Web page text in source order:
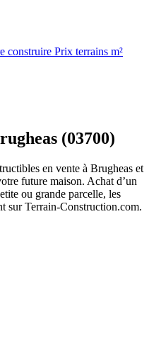
construire Prix terrains m²
(03700)
en vente à Brugheas et
future maison. Achat d’un
ou grande parcelle, les
surTerrain-Construction.com.